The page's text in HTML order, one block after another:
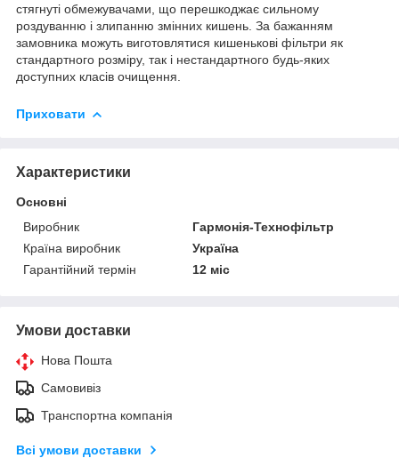
стягнуті обмежувачами, що перешкоджає сильному
роздуванню і злипанню змінних кишень. За бажанням
замовника можуть виготовлятися кишенькові фільтри як
стандартного розміру, так і нестандартного будь-яких
доступних класів очищення.
Приховати
Характеристики
Основні
Виробник
Гармонія-Технофільтр
Країна виробник
Україна
Гарантійний термін
12 міс
Умови доставки
Нова Пошта
Самовивіз
Транспортна компанія
Всі умови доставки